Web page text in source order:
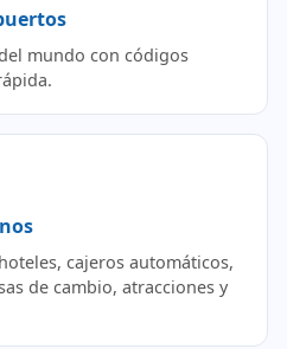
mundo con códigos
cajeros automáticos,
de cambio, atracciones y